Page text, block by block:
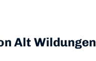
Alt Wildungen